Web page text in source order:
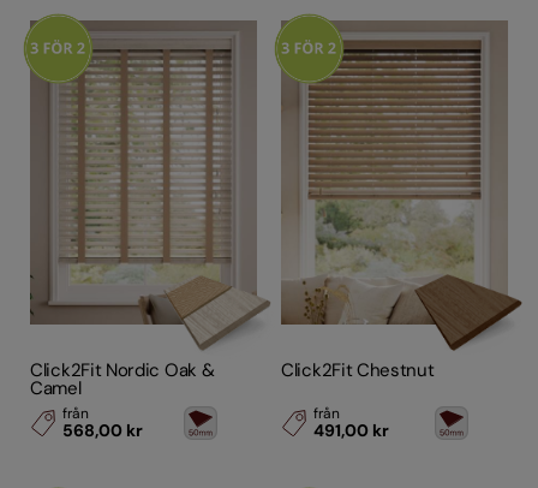
Click2Fit Nordic Oak &
Camel
från
568,00 kr
Click2Fit Chestnut
från
491,00 kr